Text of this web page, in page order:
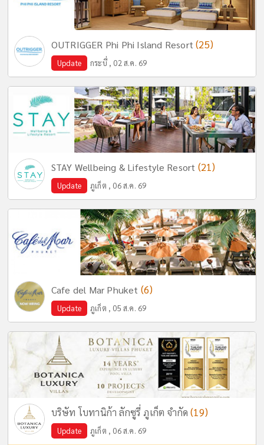
OUTRIGGER Phi Phi Island Resort(25)
Update กระบี่ , 02 ส.ค. 69
STAY Wellbeing & Lifestyle Resort (21)
Update ภูเก็ต , 06 ส.ค. 69
Cafe del Mar Phuket (6)
Update ภูเก็ต , 05 ส.ค. 69
บริษัท โบทานิก้า ลักซูรี่ ภูเก็ต จำกัด(19)
Update ภูเก็ต , 06 ส.ค. 69